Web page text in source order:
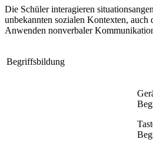
Die Schüler interagieren
unbekannten sozialen Kontexten, auch
Anwenden nonverbaler
Begriffsbildung